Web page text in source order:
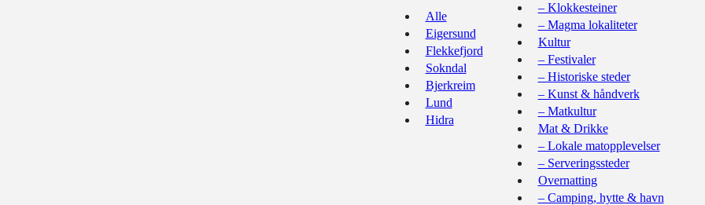
Alle
Eigersund
Flekkefjord
Sokndal
Bjerkreim
Lund
Hidra
– Klokkesteiner
– Magma lokaliteter
Kultur
– Festivaler
– Historiske steder
– Kunst & håndverk
– Matkultur
Mat & Drikke
– Lokale matopplevelser
– Serveringssteder
Overnatting
– Camping, hytte & havn